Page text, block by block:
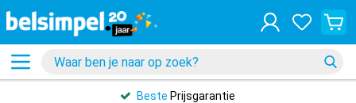
Beste Prijsgarantie